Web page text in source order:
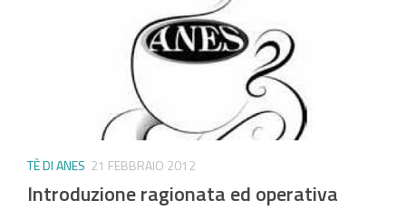
TÈ DI ANES 21 FEBBRAIO 2012
Introduzione ragionata ed operativa